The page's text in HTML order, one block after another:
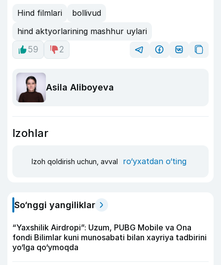
Hind filmlari
bollivud
hind aktyorlarining mashhur uylari
59
2
Asila Aliboyeva
Izohlar
Izoh qoldirish uchun, avval ro‘yxatdan o‘ting
So‘nggi yangiliklar
“Yaxshilik Airdropi”: Uzum, PUBG Mobile va Ona
fondi Bilimlar kuni munosabati bilan xayriya tadbirini
yo‘lga qo‘ymoqda